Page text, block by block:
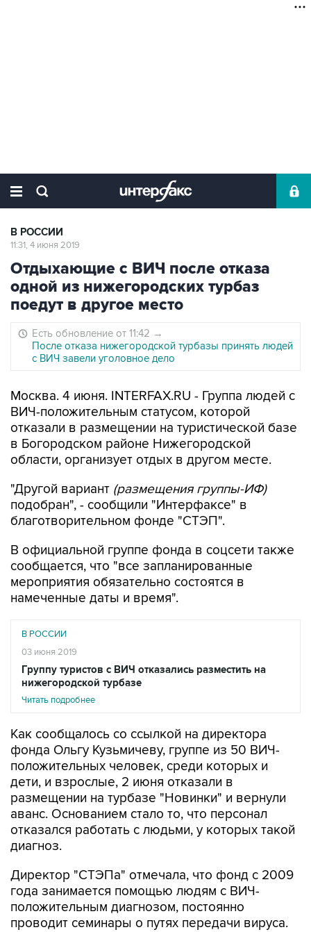
В РОССИИ
11:31, 4 июня 2019
Отдыхающие с ВИЧ после отказа
одной из нижегородских турбаз
поедут в другое место
Есть обновление от 11:42 →
После отказа нижегородской турбазы принять людей
с ВИЧ завели уголовное дело
Москва. 4 июня. INTERFAX.RU - Группа людей с
ВИЧ-положительным статусом, которой
отказали в размещении на туристической базе
в Богородском районе Нижегородской
области, организует отдых в другом месте.
"Другой вариант (размещения группы-ИФ)
подобран", - сообщили "Интерфаксe" в
благотворительном фонде "СТЭП".
В официальной группе фонда в соцсети также
сообщается, что "все запланированные
мероприятия обязательно состоятся в
намеченные даты и время".
В РОССИИ
03 июня 2019
Группу туристов с ВИЧ отказались разместить на
нижегородской турбазе
Читать подробнее
Как сообщалось со ссылкой на директора
фонда Ольгу Кузьмичеву, группе из 50 ВИЧ-
положительных человек, среди которых и
дети, и взрослые, 2 июня отказали в
размещении на турбазе "Новинки" и вернули
аванс. Основанием стало то, что персонал
отказался работать с людьми, у которых такой
диагноз.
Директор "СТЭПа" отмечала, что фонд с 2009
года занимается помощью людям с ВИЧ-
положительным диагнозом, постоянно
проводит семинары о путях передачи вируса.